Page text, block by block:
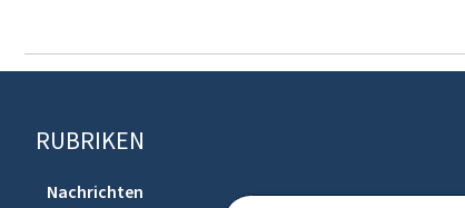
Footer
RUBRIKEN
Nachrichten